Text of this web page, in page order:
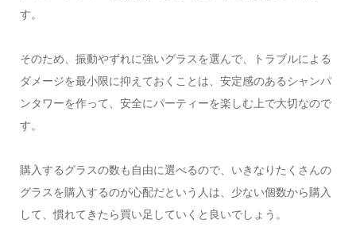
す。
そのため、振動やずれに強いグラスを選んで、トラブルによる
ダメージを最小限に抑えておくことは、安定感のあるシャンパ
ンタワーを作って、安全にパーティーを楽しむ上で大切なので
す。
購入するグラスの数も自由に選べるので、いきなりたくさんの
グラスを購入するのが心配だという人は、少ない個数から購入
して、慣れてきたら買い足していくと良いでしょう。